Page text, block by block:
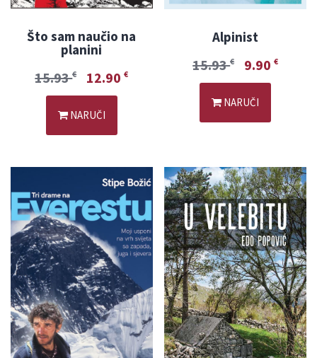
Što sam naučio na
planini
15.93€ 12.90€
NARUČI
Alpinist
15.93€ 9.90€
NARUČI